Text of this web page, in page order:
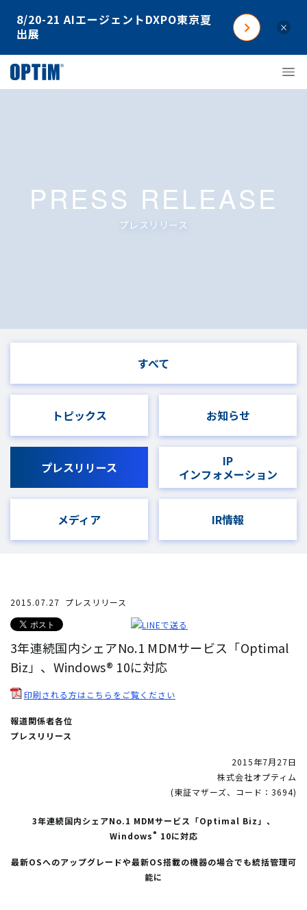
8/20-21 AIエージェントDXPO東京夏
出展
×
PRESS RELEASE
プレスリリース
すべて
トピックス お知らせ
プレスリリース
IP
インフォメーション
メディア IR情報
2015.07.27 プレスリリース
3年連続国内シェアNo.1 MDMサービス「Optimal
Biz」、Windows® 10に対応
印刷される方はこちらをご覧ください
報道関係者各位
プレスリリース
2015年7月27日
株式会社オプティム
(東証マザーズ、コード：3694)
3年連続国内シェアNo.1 MDMサービス「Optimal Biz」、
Windows® 10に対応
最新OSへのアップグレードや最新OS搭載の機器の場合でも統括管理可
能に